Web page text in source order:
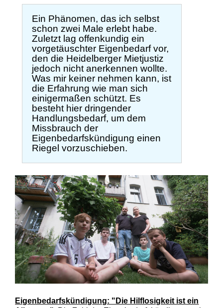
Ein Phänomen, das ich selbst
schon zwei Male erlebt habe.
Zuletzt lag offenkundig ein
vorgetäuschter Eigenbedarf vor,
den die Heidelberger Mietjustiz
jedoch nicht anerkennen wollte.
Was mir keiner nehmen kann, ist
die Erfahrung wie man sich
einigermaßen schützt. Es
besteht hier dringender
Handlungsbedarf, um dem
Missbrauch der
Eigenbedarfskündigung einen
Riegel vorzuschieben.
Eigenbedarfskündigung: "Die Hilflosigkeit ist ein